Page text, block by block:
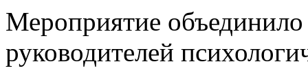
Мероприятие
руководителей